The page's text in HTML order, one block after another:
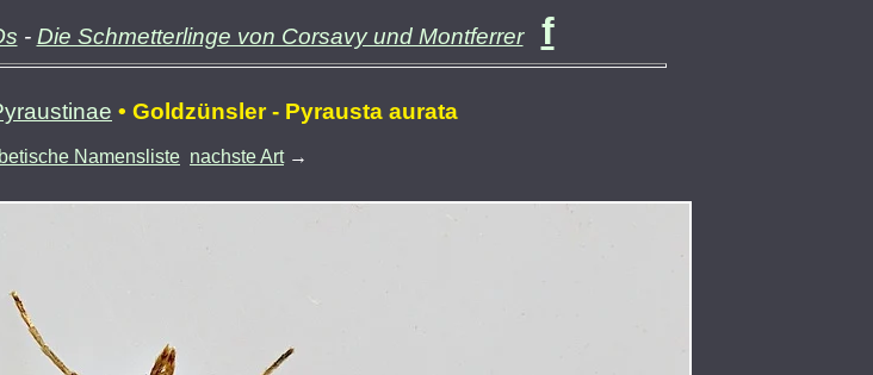
- Die Schmetterlinge von Corsavy und Montferrer f
• Goldzünsler - Pyrausta aurata
Namensliste nachste Art→